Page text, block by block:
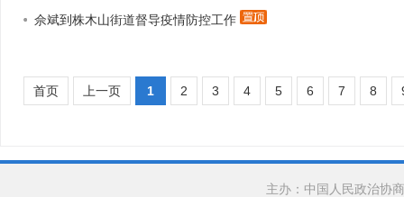
佘斌到株木山街道督导疫情防控工作
首页 上一页 1 2 3 4 5 6 7 8
主办：中国人民政治协